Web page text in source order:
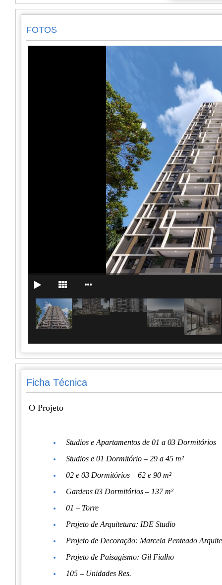
FOTOS
Ficha Técnica
O Projeto
Studios e Apartamentos de 01 a 03 Dormitórios
Studios e 01 Dormitório – 29 a 45 m²
02 e 03 Dormitórios – 62 e 90 m²
Gardens 03 Dormitórios – 137 m²
01 – Torre
Projeto de Arquitetura: IDE Studio
Projeto de Decoração: Marcela Penteado
Projeto de Paisagismo: Gil Fialho
105 – Unidades Res.